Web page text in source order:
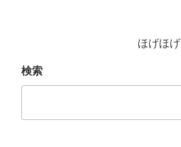
ほげほげ
検索